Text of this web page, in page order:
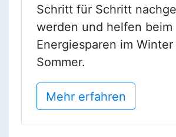
Schritt für Schritt
werden und helfen beim
Energiesparen im Winter
Sommer.
Mehr erfahren